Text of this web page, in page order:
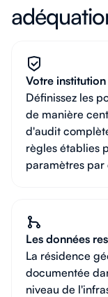
Votre
Définissez les
de manière
d'audit
règles établies
paramètres par
Les données
La résidence
documentée
niveau de